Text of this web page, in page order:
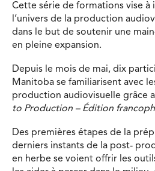
Cette série de formations vise à
l’univers de la production
dans le but de soutenir une
en pleine expansion.
Depuis le mois de mai, dix
Manitoba se familiarisent avec
production audiovisuelle grâce
to Production – Édition
Des premières étapes de la
derniers instants de la post-
en herbe se voient offrir les